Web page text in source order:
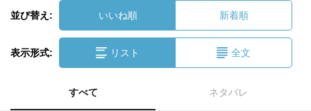
並び替え: いいね順 新着順
表示形式: リスト 全文
すべて ネタバレ